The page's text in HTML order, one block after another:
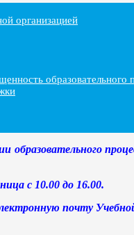
организацией
образовательного
образовательного
с 10.00 до 16.00.
почту